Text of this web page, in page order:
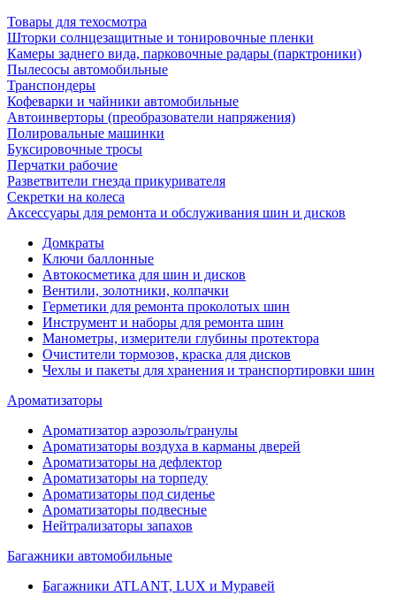
Товары для техосмотра
Шторки солнцезащитные и тонировочные пленки
Камеры заднего вида, парковочные радары (парктроники)
Пылесосы автомобильные
Транспондеры
Кофеварки и чайники автомобильные
Автоинверторы (преобразователи напряжения)
Полировальные машинки
Буксировочные тросы
Перчатки рабочие
Разветвители гнезда прикуривателя
Секретки на колеса
Аксессуары для ремонта и обслуживания ‎шин и дисков
Домкраты
Ключи баллонные
Автокосметика для шин и дисков
Вентили, золотники, колпачки
Герметики для ремонта проколотых шин
Инструмент и наборы для ремонта шин
Манометры, измерители глубины протектора
Очистители тормозов, краска для дисков
Чехлы и пакеты для хранения и транспортировки шин
Ароматизаторы
Ароматизатор аэрозоль/гранулы
Ароматизаторы воздуха в карманы дверей
Ароматизаторы на дефлектор
Ароматизаторы на торпеду
Ароматизаторы под сиденье
Ароматизаторы подвесные
Нейтрализаторы запахов
Багажники автомобильные
Багажники ATLANT, LUX и Муравей